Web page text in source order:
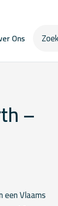
Ons
–
Vlaams